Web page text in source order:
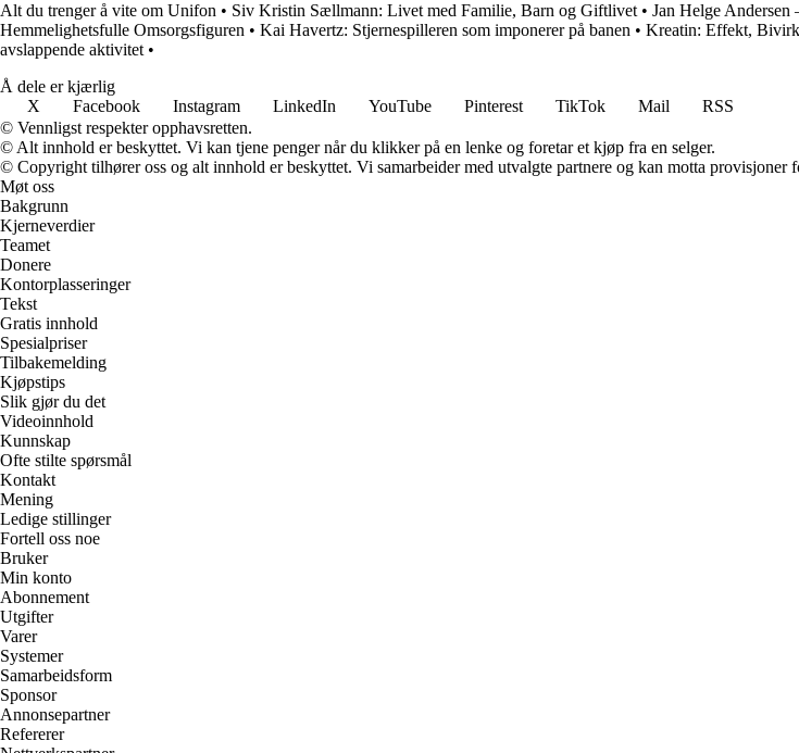
Alt du trenger å vite om Unifon • Siv Kristin Sællmann: Livet med Familie, Barn og Giftlivet • Jan Helge Andersen
Hemmelighetsfulle Omsorgsfiguren • Kai Havertz: Stjernespilleren som imponerer på banen • Kreatin: Effekt,
avslappende aktivitet •
Å dele er kjærlig
X
Facebook Instagram LinkedIn YouTube Pinterest TikTok Mail
RSS
© Vennligst respekter opphavsretten.
© Alt innhold er beskyttet. Vi kan tjene penger når du klikker på en lenke og foretar et kjøp fra en selger.
© Copyright tilhører oss og alt innhold er beskyttet. Vi samarbeider med utvalgte partnere og kan motta
Møt oss
Bakgrunn
Kjerneverdier
Teamet
Donere
Kontorplasseringer
Tekst
Gratis innhold
Spesialpriser
Tilbakemelding
Kjøpstips
Slik gjør du det
Videoinnhold
Kunnskap
Ofte stilte spørsmål
Kontakt
Mening
Ledige stillinger
Fortell oss noe
Bruker
Min konto
Abonnement
Utgifter
Varer
Systemer
Samarbeidsform
Sponsor
Annonsepartner
Refererer